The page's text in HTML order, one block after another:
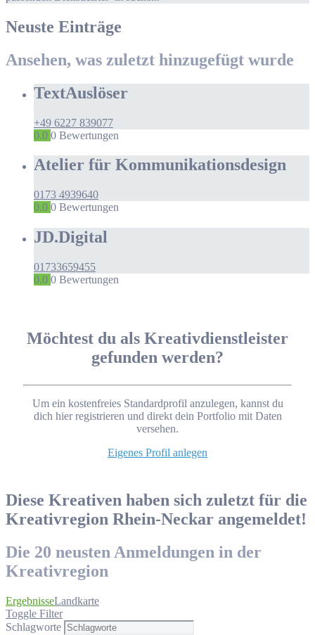
Neuste Einträge
Ansehen, was zuletzt hinzugefügt wurde
TextAuslöser
+49 6227 839077
0.0 0 Bewertungen
Atelier für Kommunikationsdesign
0173 4939640
0.0 0 Bewertungen
JD.Digital
01733659455
0.0 0 Bewertungen
Möchtest du als Kreativdienstleister
gefunden werden?
Um ein kostenfreies Standardprofil anzulegen, kannst du
dich hier registrieren und direkt dein Portfolio mit Daten
versehen.
Eigenes Profil anlegen
Diese Kreativen haben sich zuletzt für die
Kreativregion Rhein-Neckar angemeldet!
Die 20 neusten Anmeldungen in der
Kreativregion
ErgebnisseLandkarte
Toggle Filter
Schlagworte